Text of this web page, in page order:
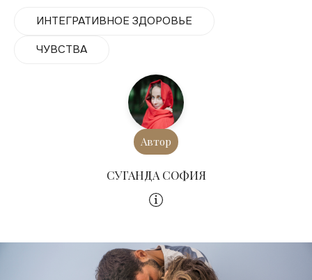
ИНТЕГРАТИВНОЕ ЗДОРОВЬЕ
ЧУВСТВА
Автор
СУГАНДА СОФИЯ